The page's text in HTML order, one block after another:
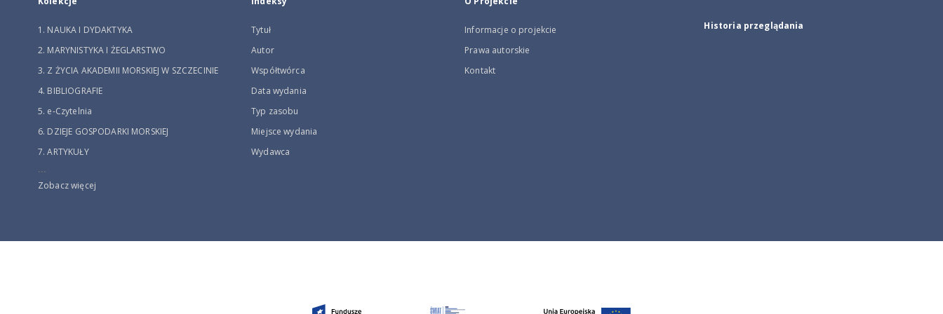
1. NAUKA I DYDAKTYKA
2. MARYNISTYKA I ŻEGLARSTWO
3. Z ŻYCIA AKADEMII MORSKIEJ W SZCZECINIE
4. BIBLIOGRAFIE
5. e-Czytelnia
6. DZIEJE GOSPODARKI MORSKIEJ
7. ARTYKUŁY
...
Zobacz więcej
Tytuł
Autor
Współtwórca
Data wydania
Typ zasobu
Miejsce wydania
Wydawca
Informacje o projekcie
Prawa autorskie
Kontakt
Historia przeglądania